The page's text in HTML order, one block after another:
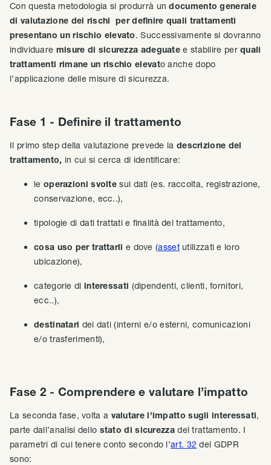
Con questa metodologia si produrrà undocumento generale
di valutazione dei rischi per definire quali trattamenti
presentano un rischio elevato. Successivamente si dovranno
individuare misure di sicurezza adeguate e stabilire perquali
trattamenti rimane un rischio elevato anche dopo
l’applicazione delle misure di sicurezza.
Fase 1 - Definire il trattamento
Il primo step della valutazione prevede la descrizione del
trattamento, in cui si cerca di identificare:
le operazioni svolte sui dati (es. raccolta, registrazione,
conservazione, ecc..),
tipologie di dati trattati e finalità del trattamento,
cosa uso per trattarli e dove (assetutilizzati e loro
ubicazione),
categorie di interessati (dipendenti, clienti, fornitori,
ecc..),
destinatari dei dati (interni e/o esterni, comunicazioni
e/o trasferimenti),
Fase 2 - Comprendere e valutare l’impatto
La seconda fase, volta a valutare l’impatto sugli interessati,
parte dall’analisi dello stato di sicurezzadel trattamento. I
parametri di cui tenere conto secondo l’art. 32 del GDPR
sono: